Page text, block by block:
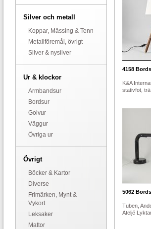
Silver och metall
Koppar, Mässing & Tenn
Metallföremål, övrigt
Silver & nysilver
Ur & klockor
Armbandsur
Bordsur
Golvur
Väggur
Övriga ur
Övrigt
Böcker & Kartor
Diverse
Frimärken, Mynt &
Vykort
Leksaker
Mattor
4158
K&A
stativfot,
5062
Tuben,
Ateljé